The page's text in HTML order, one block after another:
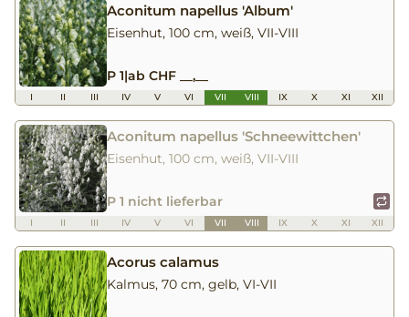
Aconitum napellus 'Album'
Eisenhut, 100 cm, weiß, VII-VIII
P 1|ab CHF __,__
I II III IV V VI VII VIII IX X XI XII
Aconitum napellus 'Schneewittchen'
Eisenhut, 100 cm, weiß, VII-VIII
P 1 nicht lieferbar
I II III IV V VI VII VIII IX X XI XII
Acorus calamus
Kalmus, 70 cm, gelb, VI-VII